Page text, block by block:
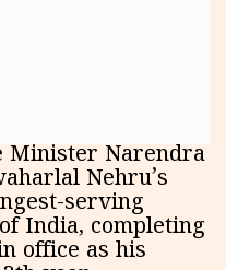
Minister Narendra
Nehru’s
serving
India, completing
office as his